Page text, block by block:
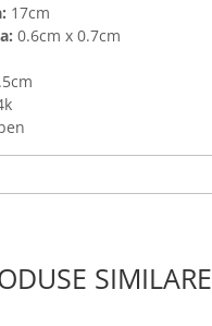
17cm
0.6cm x 0.7cm
SIMILARE